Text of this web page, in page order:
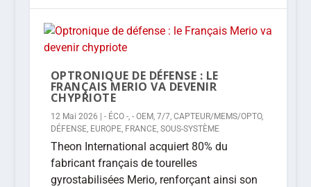
OPTRONIQUE DE DÉFENSE : LE
FRANÇAIS MERIO VA DEVENIR
CHYPRIOTE
12 Mai 2026 - ÉCO -, - OEM, 7/7, CAPTEUR/MEMS/OPTO,
DÉFENSE, EUROPE, FRANCE, SOUS-SYSTÈME
Theon International acquiert 80% du
fabricant français de tourelles
gyrostabilisées Merio, renforçant ainsi son